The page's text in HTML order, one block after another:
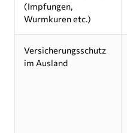
(Impfungen,
Wurmkuren etc.)
Versicherungsschutz
im Ausland